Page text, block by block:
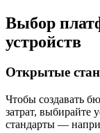
Выбор
устройств
Открытые
Чтобы создавать
затрат, выбирайте
стандарты —